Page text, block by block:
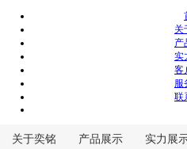
关
产
实
客
服
联
关于奕铭 产品展示 实力展